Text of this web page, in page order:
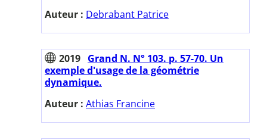
Auteur : Debrabant Patrice
2019 Grand N. N° 103. p. 57-70. Un
exemple d'usage de la géométrie
dynamique.
Auteur : Athias Francine